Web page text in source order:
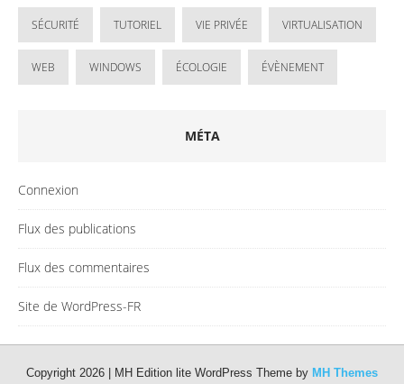
SÉCURITÉ TUTORIEL VIE PRIVÉE VIRTUALISATION
WEB WINDOWS ÉCOLOGIE ÉVÈNEMENT
MÉTA
Connexion
Flux des publications
Flux des commentaires
Site de WordPress-FR
Copyright 2026 | MH Edition lite WordPress Theme by MH Themes